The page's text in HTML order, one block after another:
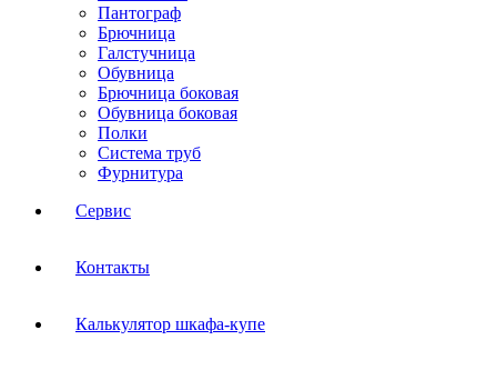
Пантограф
Брючница
Галстучница
Обувница
Брючница боковая
Обувница боковая
Полки
Система труб
Фурнитура
Сервис
Контакты
Калькулятор шкафа-купе